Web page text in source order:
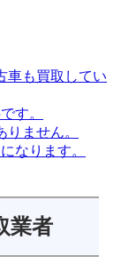
車も買取してい
す。
ません。
なります。
業者